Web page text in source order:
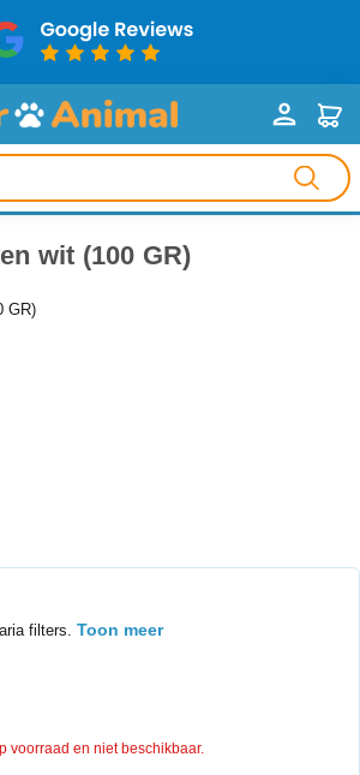
wit (100 GR)
filters. Toon meer
voorraad en niet beschikbaar.